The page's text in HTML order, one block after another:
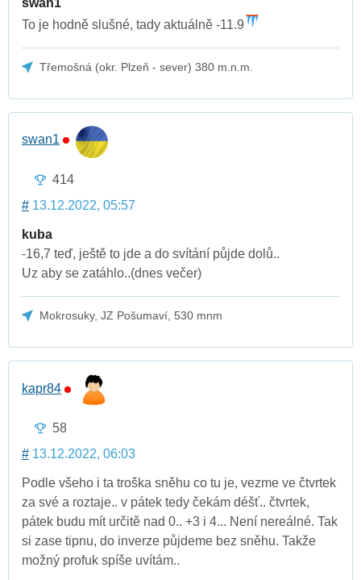
To je hodně slušné, tady aktuálně -11.9
Třemošná (okr. Plzeň - sever) 380 m.n.m.
swan1
414
# 13.12.2022, 05:57
kuba
-16,7 teď, ještě to jde a do svítání půjde dolů..
Uz aby se zatáhlo..(dnes večer)
Mokrosuky, JZ Pošumaví, 530 mnm
kapr84
58
# 13.12.2022, 06:03
Podle všeho i ta troška sněhu co tu je, vezme ve čtvrtek
za své a roztaje.. v pátek tedy čekám déšť.. čtvrtek,
pátek budu mít určitě nad 0.. +3 i 4... Není nereálné. Tak
si zase tipnu, do inverze půjdeme bez sněhu. Takže
možný profuk spíše uvítám..